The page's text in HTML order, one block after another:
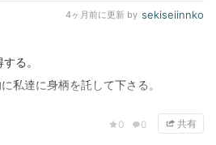
4ヶ月前に更新 by sekiseiinnko
0 0 共有
る。
私達に身柄を託して下さる。